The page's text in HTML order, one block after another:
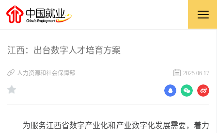
江西：出台数字人才培育方案
人力资源和社会保障部 2025.06.17
为服务江西省数字产业化和产业数字化发展需要，着力